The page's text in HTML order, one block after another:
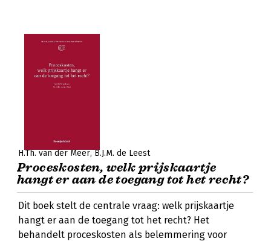
H.Th. van der Meer B.J.M. de Leest
Proceskosten, welk prijskaartje
hangt er aan de toegang tot het recht?
Dit boek stelt de centrale vraag: welk prijskaartje
hangt er aan de toegang tot het recht? Het
behandelt proceskosten als belemmering voor